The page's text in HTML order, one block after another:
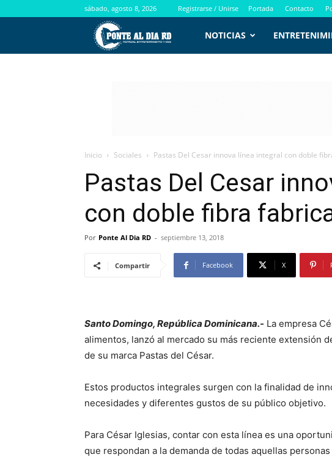
sábado, agosto 8, 2026 Registrarse / Unirse Portada Contacto
PontealdiaRD.com
NOTICIAS
Inicio Sociales Pastas Del Cesar innova línea integral con doble
Pastas Del Cesar
con doble fibra
Por Ponte Al Dia RD - septiembre 13, 2018
Compartir Facebook X
Santo Domingo, República Dominicana.- La empresa
alimentos, lanzó al mercado su más reciente extensión
de su marca Pastas del César.
Estos productos integrales surgen con la finalidad de
necesidades y diferentes gustos de su público objetivo.
Para César Iglesias, contar con esta línea es una
que respondan a la demanda de todas aquellas